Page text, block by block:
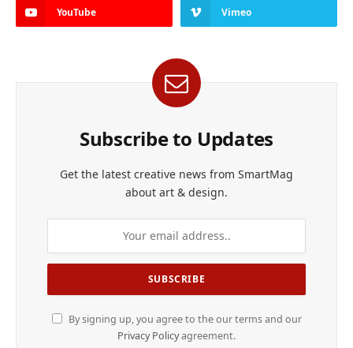
YouTube Vimeo
Subscribe to Updates
Get the latest creative news from SmartMag
about art & design.
By signing up, you agree to the our terms and our
Privacy Policyagreement.